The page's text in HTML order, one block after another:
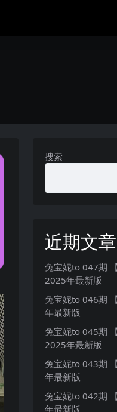
搜索
近期文章
兔宝妮to 047期
2025年最新版
兔宝妮to 046期
年最新版
兔宝妮to 045期
2025年最新版
兔宝妮to 043期
年最新版
兔宝妮to 042期
年最新版